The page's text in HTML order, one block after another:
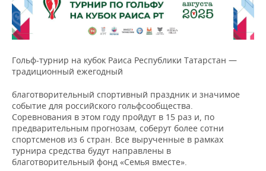
ДЕКЛАРАЦИИ О ДОХОДАХ
КОРОЛИ ГОСЗАКАЗА ПФО
ВУЗЫ ТАТАРСТАНА
КОМУ ПРИНАДЛЕЖАТ
ТОРГОВЫЕ ЦЕНТРЫ
ТАТАРСТАНА
НОВОСТИ ЭКОНОМИКИ
ФИНАНСЫ
БАНКИ
БЮДЖЕТ
ИНВЕСТИЦИИ
ПРОМЫШЛЕННОСТЬ
НОВОСТИ
АГРОПРОМ
МАШИНОСТРОЕНИЕ
НЕФТЕХИМИЯ
НЕФТЬ
НЕДВИЖИМОСТЬ
НОВОСТИ НЕДВИЖИМОСТИ
АВТО
НОВОСТИ АВТО
БИЗНЕС
НОВОСТИ БИЗНЕСА
РОЗНИЧНАЯ ТОРГОВЛЯ
ТЕХНОЛОГИИ
НОВОСТИ ТЕХНОЛОГИЙ
МЕРОПРИЯТИЯ
Гольф-турнир на кубок Раиса Республики Татарстан —
традиционный ежегодный
благотворительный спортивный праздник и значимое
событие для российского гольфсообщества.
Соревнования в этом году пройдут в 15 раз и, по
предварительным прогнозам, соберут более сотни
спортсменов из 6 стран. Все вырученные в рамках
турнира средства будут направлены в
благотворительный фонд «Семья вместе».